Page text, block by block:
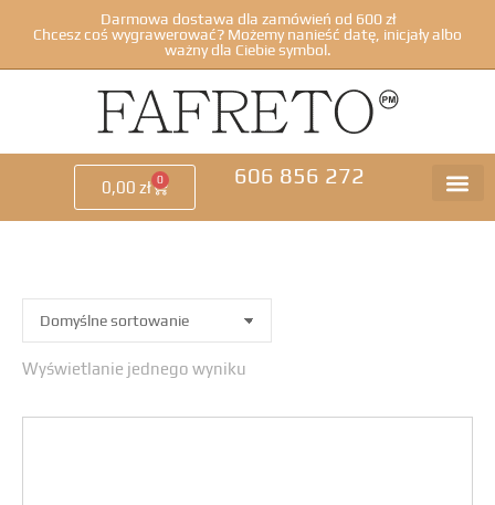
Darmowa dostawa dla zamówień od 600 zł
Chcesz coś wygrawerować? Możemy nanieść datę, inicjały albo
ważny dla Ciebie symbol.
0,00 zł 0 606 856 272
Wyświetlanie jednego wyniku